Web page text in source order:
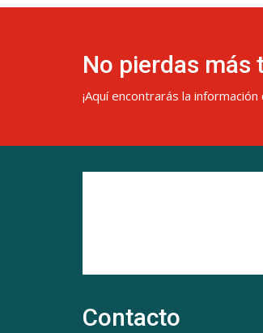
No pierdas más
¡Aquí encontrarás la
Contacto